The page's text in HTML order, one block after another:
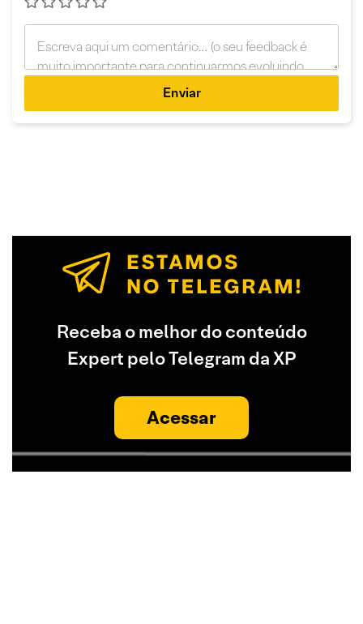
Enviar
Receba o melhor do conteúdo
Expert pelo Telegram da XP
Acessar